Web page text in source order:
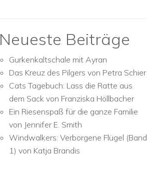
Neueste Beiträge
Gurkenkaltschale mit Ayran
Das Kreuz des Pilgers von Petra Schier
Cats Tagebuch: Lass die Ratte aus
dem Sack von Franziska Höllbacher
Ein Riesenspaß für die ganze Familie
von Jennifer E. Smith
Windwalkers: Verborgene Flügel (Band
1) von Katja Brandis